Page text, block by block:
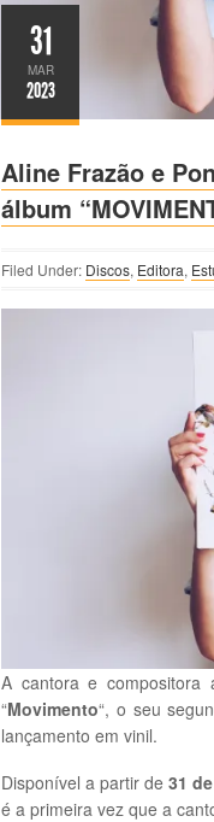
31
MAR
2023
Aline Frazão e
álbum
Filed Under: Discos, Editora,
A cantora e compositora
“Movimento“, o seu
lançamento em vinil.
Disponível a partir de 31
é a primeira vez que a